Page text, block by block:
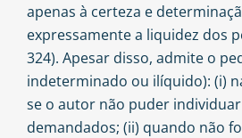
apenas à certeza e
expressamente a liquidez dos
324). Apesar disso, admite o
indeterminado ou ilíquido): (i)
se o autor não puder
demandados; (ii) quando não